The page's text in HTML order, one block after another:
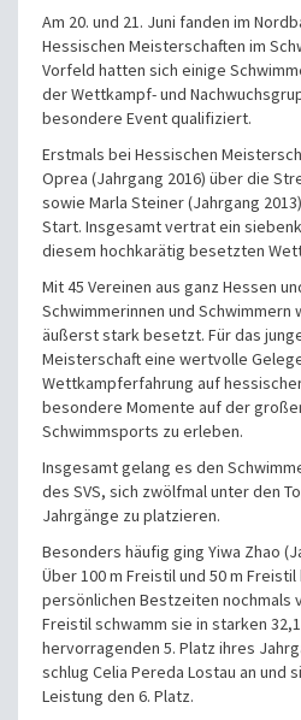
Am 20. und 21. Juni fanden im
Hessischen Meisterschaften im
Vorfeld hatten sich einige
der Wettkampf- und
besondere Event qualifiziert.
Erstmals bei Hessischen
Oprea (Jahrgang 2016) über die
sowie Marla Steiner (Jahrgang
Start. Insgesamt vertrat ein
diesem hochkarätig besetzten
Mit 45 Vereinen aus ganz Hessen
Schwimmerinnen und Schwimmern
äußerst stark besetzt. Für das
Meisterschaft eine wertvolle
Wettkampferfahrung auf
besondere Momente auf der
Schwimmsports zu erleben.
Insgesamt gelang es den
des SVS, sich zwölfmal unter den
Jahrgänge zu platzieren.
Besonders häufig ging Yiwa Zhao
Über 100 m Freistil und 50 m
persönlichen Bestzeiten nochmals
Freistil schwamm sie in starken
hervorragenden 5. Platz ihres
schlug Celia Pereda Lostau an und
Leistung den 6. Platz.